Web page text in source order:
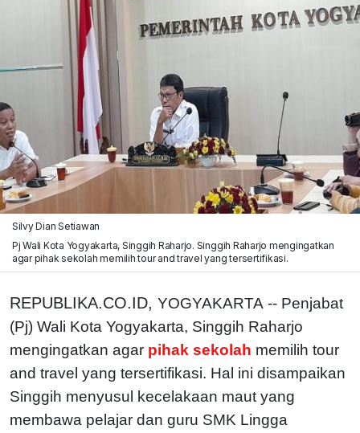
Silvy Dian Setiawan
Pj Wali Kota Yogyakarta, Singgih Raharjo. Singgih Raharjo mengingatkan
agar pihak sekolah memilih tour and travel yang tersertifikasi.
REPUBLIKA.CO.ID, YOGYAKARTA -- Penjabat
(Pj) Wali Kota Yogyakarta, Singgih Raharjo
mengingatkan agar pihak sekolah memilih tour
and travel yang tersertifikasi. Hal ini disampaikan
Singgih menyusul kecelakaan maut yang
membawa pelajar dan guru SMK Lingga